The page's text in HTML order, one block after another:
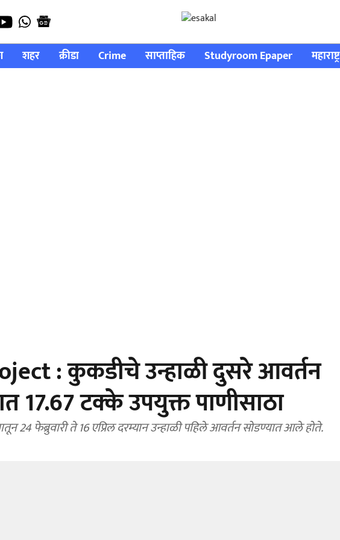
शहर क्रीडा Crime साप्ताहिक Studyroom Epaper महाराष्ट्र
: कुकडीचे उन्हाळी दुसरे आवर्तन
17.67 टक्के उपयुक्त पाणीसाठा
24 फेब्रुवारी ते 16 एप्रिल दरम्यान उन्हाळी पहिले आवर्तन सोडण्यात आले होते.